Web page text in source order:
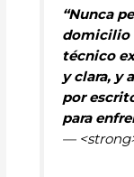
“Nunca
domicilio
técnico
y clara, y
por
para
—